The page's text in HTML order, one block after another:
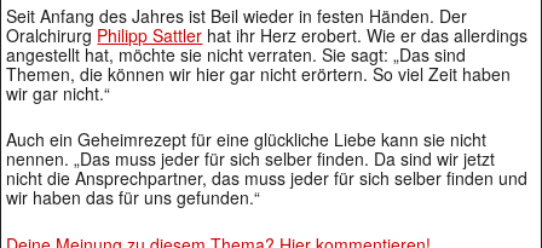
Seit Anfang des Jahres ist Beil wieder in festen Händen. Der
Oralchirurg Philipp Sattler hat ihr Herz erobert. Wie er das allerdings
angestellt hat, möchte sie nicht verraten. Sie sagt: „Das sind
Themen, die können wir hier gar nicht erörtern. So viel Zeit haben
wir gar nicht.“
Auch ein Geheimrezept für eine glückliche Liebe kann sie nicht
nennen. „Das muss jeder für sich selber finden. Da sind wir jetzt
nicht die Ansprechpartner, das muss jeder für sich selber finden und
wir haben das für uns gefunden.“